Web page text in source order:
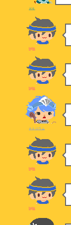
ガキ
hijiki
hijiki
ナトリウム
hijiki
hijiki